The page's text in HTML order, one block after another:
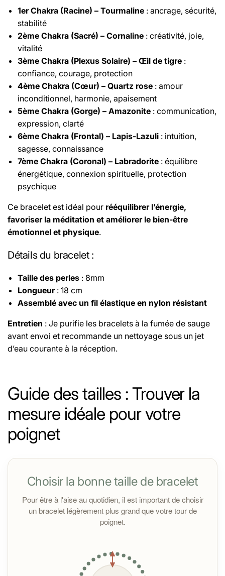
1er Chakra (Racine) – Tourmaline : ancrage, sécurité,
stabilité
2ème Chakra (Sacré) – Cornaline : créativité, joie,
vitalité
3ème Chakra (Plexus Solaire) – Œil de tigre :
confiance, courage, protection
4ème Chakra (Cœur) – Quartz rose : amour
inconditionnel, harmonie, apaisement
5ème Chakra (Gorge) – Amazonite : communication,
expression, clarté
6ème Chakra (Frontal) – Lapis-Lazuli : intuition,
sagesse, connaissance
7ème Chakra (Coronal) – Labradorite : équilibre
énergétique, connexion spirituelle, protection
psychique
Ce bracelet est idéal pour rééquilibrer l’énergie,
favoriser la méditation et améliorer le bien-être
émotionnel et physique.
Détails du bracelet:
Taille des perles : 8mm
Longueur: 18 cm
Assemblé avec un fil élastique en nylon résistant
Entretien : Je purifie les bracelets à la fumée de sauge
avant envoi et recommande un nettoyage sous un jet
d’eau courante à la réception.
excellente durabilité.
Retrouvez les propriétés de chaque pierre
sur cette page.
Retrouvez les origines des pierres des
Toutes les pierres sont purifiées à la fumée de sauge
nettoyer sous un jet d'eau courante pour les nettoyer
si vous en ressentez le besoin.
Guide des tailles : Trouver la
mesure idéale pour votre
poignet
Choisir la bonne taille de bracelet
Pour être à l'aise au quotidien, il est important de choisir
un bracelet légèrement plus grand que votre tour de
poignet.